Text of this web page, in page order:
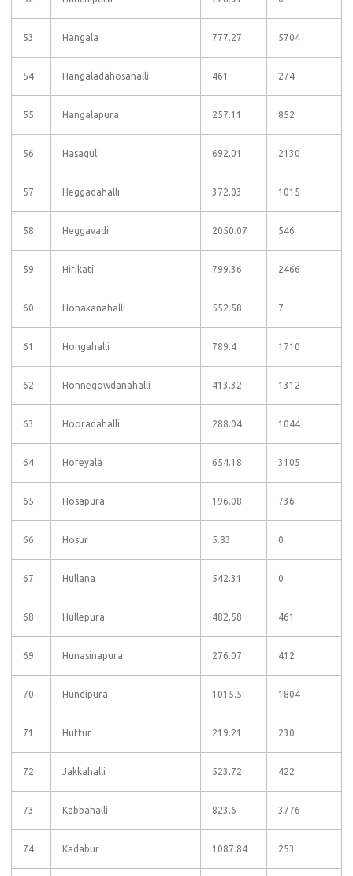
53 Hangala 777.27 5704
54 Hangaladahosahalli 461 274
55 Hangalapura 257.11 852
56 Hasaguli 692.01 2130
57 Heggadahalli 372.03 1015
58 Heggavadi 2050.07 546
59 Hirikati 799.36 2466
60 Honakanahalli 552.58 7
61 Hongahalli 789.4 1710
62 Honnegowdanahalli 413.32 1312
63 Hooradahalli 288.04 1044
64 Horeyala 654.18 3105
65 Hosapura 196.08 736
66 Hosur 5.83 0
67 Hullana 542.31 0
68 Hullepura 482.58 461
69 Hunasinapura 276.07 412
70 Hundipura 1015.5 1804
71 Huttur 219.21 230
72 Jakkahalli 523.72 422
73 Kabbahalli 823.6 3776
74 Kadabur 1087.84 253